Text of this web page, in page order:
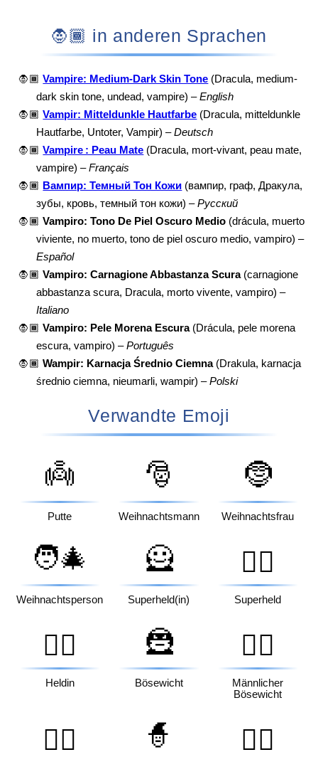
🧛🏾 in anderen Sprachen
🧛🏾 Vampire: Medium-Dark Skin Tone (Dracula, medium-
dark skin tone, undead, vampire) –English
🧛🏾 Vampir: Mitteldunkle Hautfarbe (Dracula, mitteldunkle
Hautfarbe, Untoter, Vampir) –Deutsch
🧛🏾 Vampire : Peau Mate (Dracula, mort-vivant, peau mate,
vampire) –Français
🧛🏾 Вампир: Темный Тон Кожи (вампир, граф, Дракула,
зубы, кровь, темный тон кожи) –Русский
🧛🏾 Vampiro: Tono De Piel Oscuro Medio (drácula, muerto
viviente, no muerto, tono de piel oscuro medio, vampiro) –
Español
🧛🏾 Vampiro: Carnagione Abbastanza Scura(carnagione
abbastanza scura, Dracula, morto vivente, vampiro) –
Italiano
🧛🏾 Vampiro: Pele Morena Escura(Drácula, pele morena
escura, vampiro) –Português
🧛🏾 Wampir: Karnacja Średnio Ciemna(Drakula, karnacja
średnio ciemna, nieumarli, wampir) –Polski
Verwandte Emoji
👼
Putte
🎅
Weihnachtsmann
🤶
Weihnachtsfrau
🧑‍🎄
Weihnachtsperson
🦸
Superheld(in)
🦸‍♂️
Superheld
🦸‍♀️
Heldin
🦹
Bösewicht
🦹‍♂️
Männlicher
Bösewicht
🦹‍♀️ 🧙 🧙‍♂️